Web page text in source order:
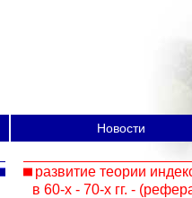
Новости
развитие теории
в 60-х - 70-х гг. -